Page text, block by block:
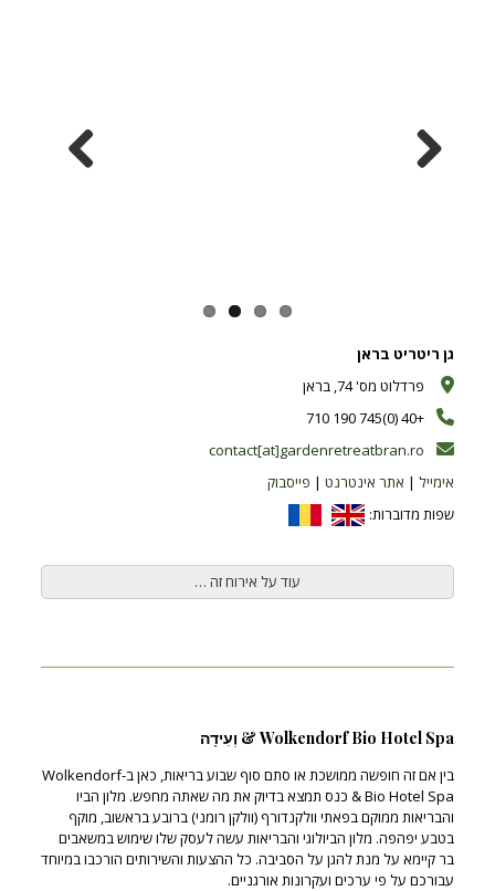
גן ריטריט בראן
פרדלוט מס' 74, בראן
+40 (0)745 190 710
contact[at]gardenretreatbran.ro
אימייל| אתר אינטרנט| פייסבוק
שפות מדוברות:
עוד על אירוח זה …
Wolkendorf Bio Hotel Spa & וְעִידָה
בין אם זה חופשה ממושכת או סתם סוף שבוע בריאות, כאן ב-Wolkendorf
Bio Hotel Spa & כנס תמצא בדיוק את מה שאתה מחפש. מלון הביו
והבריאות ממוקם בפאתי וולקנדורף (וולקן רומני) ברובע בראשוב, מוקף
בטבע יפהפה. מלון הביולוגי והבריאות עשה לעסק שלו שימוש במשאבים
בר קיימא על מנת להגן על הסביבה. כל ההצעות והשירותים הורכבו במיוחד
עבורכם על פי ערכים ועקרונות אורגניים.